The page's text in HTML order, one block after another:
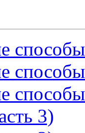
способы
способы
способы
3)